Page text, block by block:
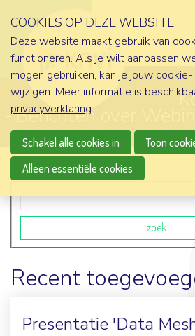
Berichten over
Zoekveld
zoek
Recent
Presentatie 'Data
COOKIES OP DEZE WEBSITE
Deze website maakt gebruik van
functioneren. Als je wilt aanpassen
mogen gebruiken, kan je jouw
wijzigen. Meer informatie is
privacyverklaring.
Schakel alle cookies in
Toon
Alleen essentiële cookies